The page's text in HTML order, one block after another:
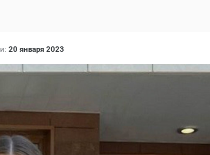
20 января 2023